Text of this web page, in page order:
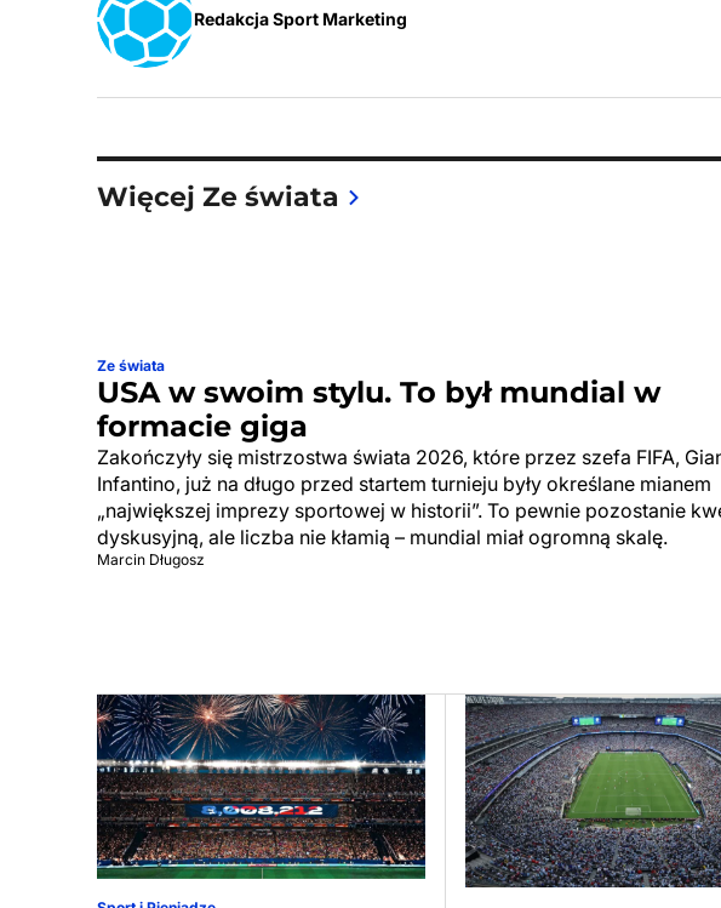
Redakcja Sport Marketing
Więcej Ze świata
Ze świata
USA w swoim stylu. To był mundial w
formacie giga
Zakończyły się mistrzostwa świata 2026, które przez szefa FIFA,
Infantino, już na długo przed startem turnieju były określane mianem
„największej imprezy sportowej w historii”. To pewnie pozostanie
dyskusyjną, ale liczba nie kłamią – mundial miał ogromną skalę.
Marcin Długosz